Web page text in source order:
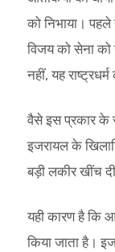
को निभाया।
विजय को सेना को
नहीं, यह
वैसे इस प्रकार के
इजरायल के
बड़ी लकीर खींच
यही कारण है कि
किया जाता है।